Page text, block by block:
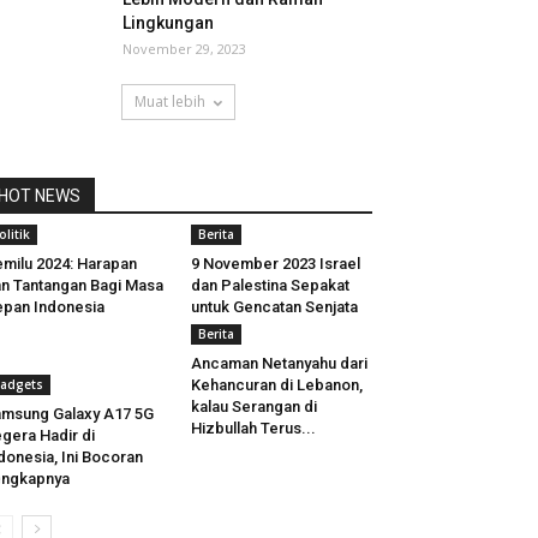
Lingkungan
November 29, 2023
Muat lebih
HOT NEWS
2024: Harapan
Tantangan Bagi Masa
Indonesia
Berita
9 November 2023 Israel
dan Palestina Sepakat
untuk Gencatan Senjata
Galaxy A17 5G
Hadir di
Ini Bocoran
Berita
Ancaman Netanyahu dari
Kehancuran di Lebanon,
kalau Serangan di
Hizbullah Terus...